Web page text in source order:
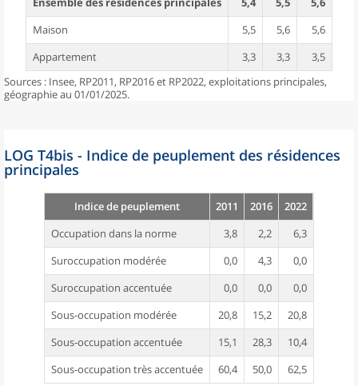
Maison
5,5 5,6
5,6
Appartement
3,3 3,3
3,5
Sources : Insee, RP2011, RP2016 et RP2022, exploitations principales,
géographie au 01/01/2025.
LOG T4bis - Indice de peuplement des résidences
principales
Indice de peuplement 2011 2016
2022
Occupation dans la norme
3,8 2,2
6,3
Suroccupation modérée
0,0 4,3
0,0
Suroccupation accentuée
0,0 0,0
0,0
Sous-occupation modérée
20,8 15,2
20,8
Sous-occupation accentuée
15,1 28,3
10,4
Sous-occupation très accentuée
60,4 50,0
62,5